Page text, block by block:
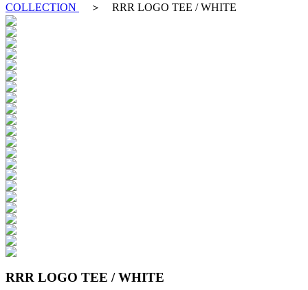
COLLECTION
＞ RRR LOGO TEE / WHITE
RRR LOGO TEE / WHITE